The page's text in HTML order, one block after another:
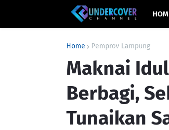
Home Pemprov Lampung
Maknai
Berbagi,
Tunaikan